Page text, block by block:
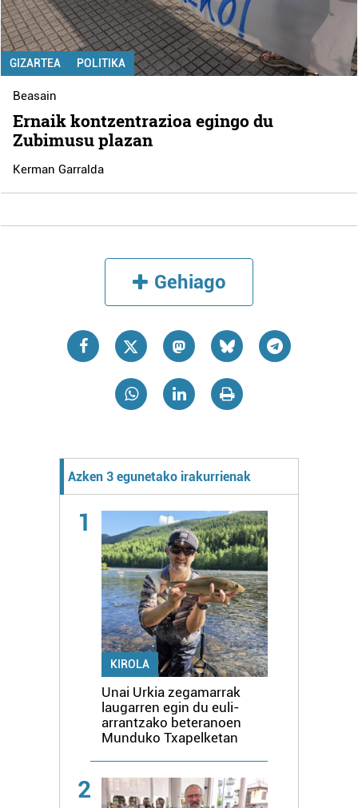
GIZARTEA POLITIKA
Beasain
Ernaik kontzentrazioa egingo du
Zubimusu plazan
Kerman Garralda
Gehiago
Azken 3 egunetako irakurrienak
1
KIROLA
Unai Urkia zegamarrak
laugarren egin du euli-
arrantzako beteranoen
Munduko Txapelketan
2